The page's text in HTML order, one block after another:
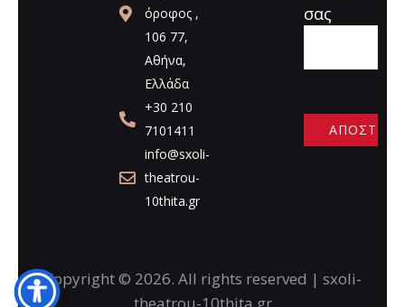
όροφος ,
106 77,
Αθήνα,
Ελλάδα
+30 210
7101411
info@sxoli-
theatrou-
10thita.gr
σας
n
Copyright © 2026. All rights reserved | sxoli-